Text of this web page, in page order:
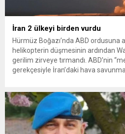
İran 2 ülkeyi birden vurdu
Hürmüz Boğazı’nda ABD ordusuna
helikopterin düşmesinin ardından
gerilim zirveye tırmandı. ABD’nin
gerekçesiyle İran’daki hava
yeni bir ABD saldırısına anında